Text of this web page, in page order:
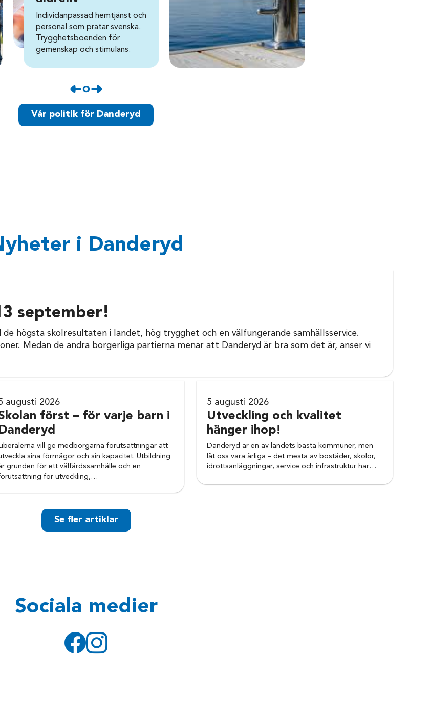
Individanpassad hemtjänst och
personal som pratar svenska.
Trygghetsboenden för
gemenskap och stimulans.
Vår politik för Danderyd
i Danderyd
september!
de högsta skolresultaten i landet, hög trygghet och en välfungerande samhällsservice.
Medan de andra borgerliga partierna menar att Danderyd är bra som det är, anser vi
augusti 2026
först – för varje barn i
vill ge medborgarna förutsättningar att
sina förmågor och sin kapacitet. Utbildning
grunden för ett välfärdssamhälle och en
för utveckling,…
5 augusti 2026
Utveckling och kvalitet
hänger ihop!
Danderyd är en av landets bästa kommuner, men
låt oss vara ärliga – det mesta av bostäder, skolor,
idrottsanläggningar, service och infrastruktur har…
Se fler artiklar
Sociala medier